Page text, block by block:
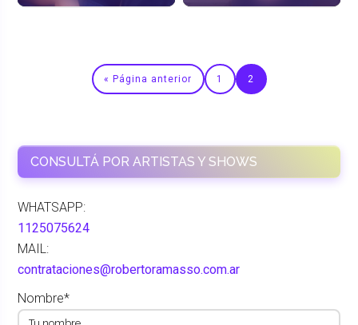
« Página anterior 1 2
CONSULTÁ POR ARTISTAS Y SHOWS
WHATSAPP:
1125075624
MAIL:
contrataciones@robertoramasso.com.ar
Nombre*